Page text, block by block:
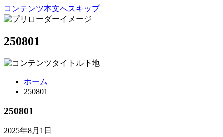
コンテンツ本文へスキップ
250801
ホーム
250801
250801
2025年8月1日